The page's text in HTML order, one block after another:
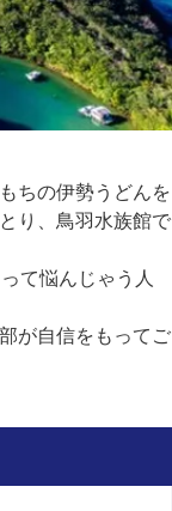
ちの伊勢うどんを
り、鳥羽水族館で
て悩んじゃう人
が自信をもってご